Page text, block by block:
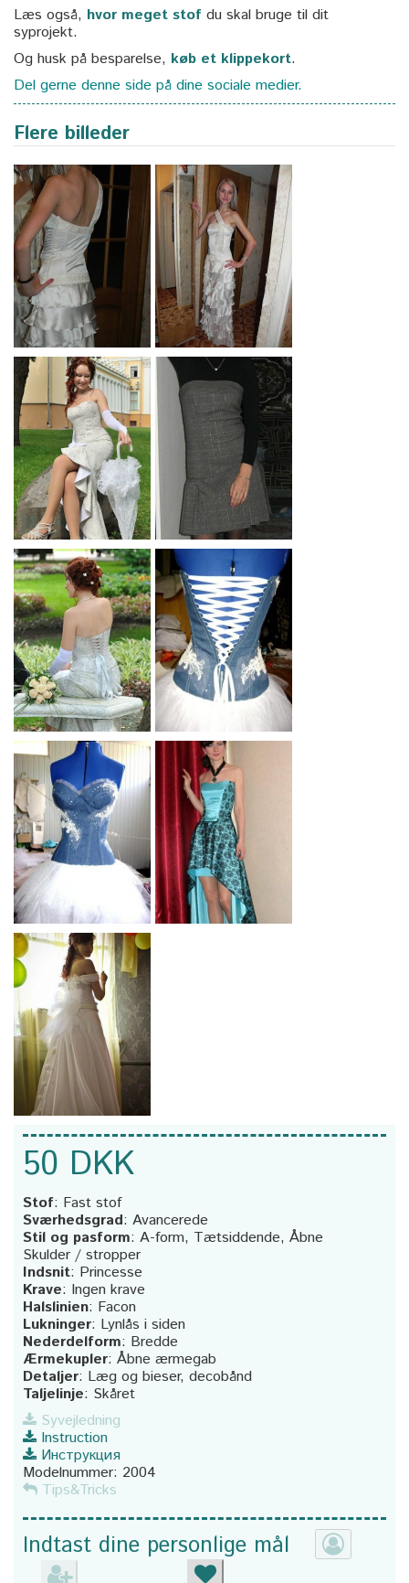
Læs også, hvor meget stof du skal bruge til dit
syprojekt.
Og husk på besparelse, køb et klippekort.
Del gerne denne side på dine sociale medier.
Flere billeder
50 DKK
Stof: Fast stof
Sværhedsgrad: Avancerede
Stil og pasform: A-form, Tætsiddende, Åbne
Skulder / stropper
Indsnit: Princesse
Krave: Ingen krave
Halslinien: Facon
Lukninger: Lynlås i siden
Nederdelform: Bredde
Ærmekupler: Åbne ærmegab
Detaljer: Læg og bieser, decobånd
Taljelinje: Skåret
Syvejledning
Instruction
Инструкция
Modelnummer: 2004
Tips&Tricks
Indtast dine personlige mål